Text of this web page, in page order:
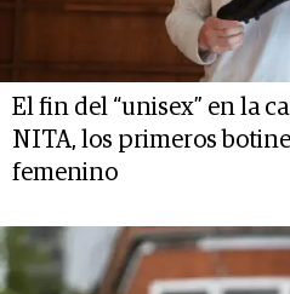
El fin del “unisex” en la
NITA, los primeros
femenino